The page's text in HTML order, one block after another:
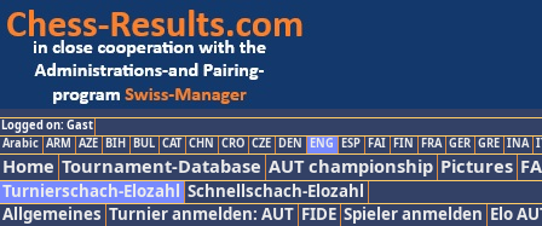
Logged on: Gast
Arabic ARM AZE BIH BUL CAT CHN CRO CZE DEN ENG ESP FAI FIN FRA GER GRE INA
Home Tournament-Database AUT championship Pictures
Turnierschach-Elozahl Schnellschach-Elozahl
Allgemeines Turnier anmelden: AUT FIDE Spieler anmelden Elo